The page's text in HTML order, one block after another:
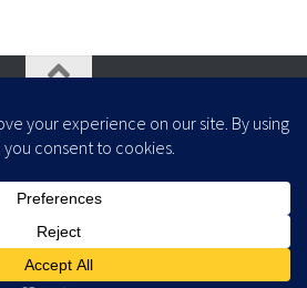
- Zaprojektowany z